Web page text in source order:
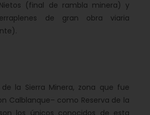
(final de rambla minera) y
de gran obra viaria
la Sierra Minera, zona que fue
Calblanque– como Reserva de la
los únicos conocidos de esta